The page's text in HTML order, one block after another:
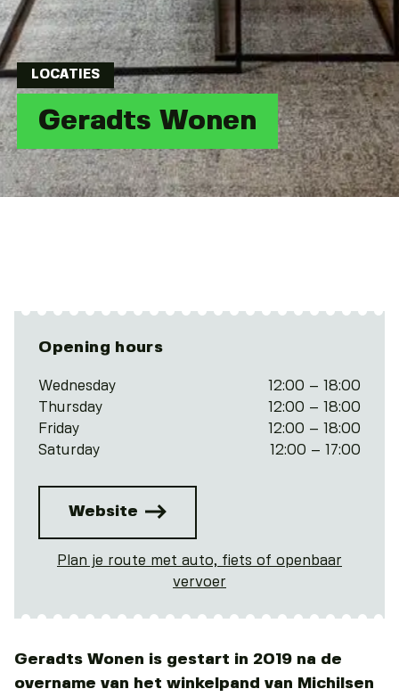
LOCATIES
Geradts Wonen
Opening hours
Wednesday
12:00 – 18:00
Thursday
12:00 – 18:00
Friday
12:00 – 18:00
Saturday
12:00 – 17:00
Website
Plan je route met auto, fiets of openbaar
vervoer
Geradts Wonen is gestart in 2019 na de
overname van het winkelpand van Michilsen